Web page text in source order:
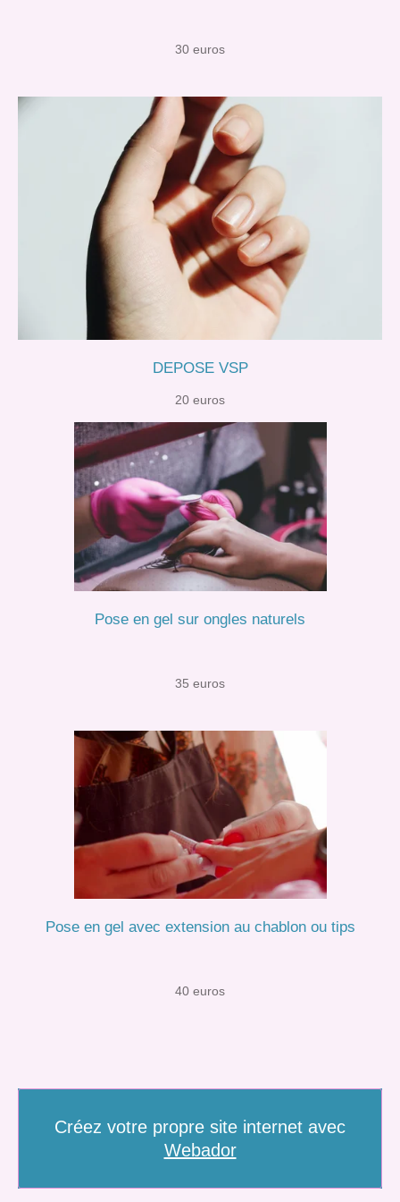
30 euros
DEPOSE VSP
20 euros
Pose en gel sur ongles naturels
35 euros
Pose en gel avec extension au chablon ou tips
40 euros
Créez votre propre site internet avec
Webador